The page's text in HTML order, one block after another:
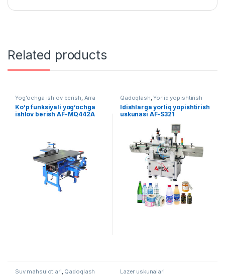
Related products
Yog'ochga ishlov berish, Arra
Ko’p funksiyali yog’ochga
ishlov berish AF-MQ442A
Qadoqlash,Yorliq yopishtirish
Idishlarga yorliq yopishtirish
uskunasi AF-S321
Suv mahsulotlari, Qadoqlash Lazer uskunalari